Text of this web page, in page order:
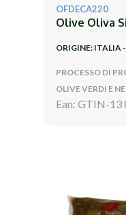
OFDECA220
Olive Oliva
ORIGINE: ITALIA
PROCESSO DI
OLIVE VERDI E
Ean: GTIN-